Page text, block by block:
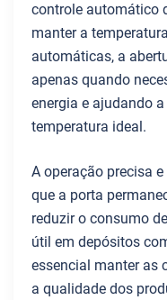
controle automático
manter a
automáticas, a
apenas quando
energia e ajudando
temperatura ideal.
A operação precisa
que a porta
reduzir o consumo
útil em depósitos
essencial manter as
a qualidade dos